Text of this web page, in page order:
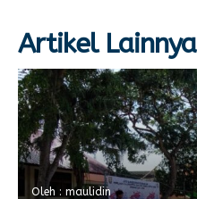
Artikel Lainnya
Oleh : maulidin